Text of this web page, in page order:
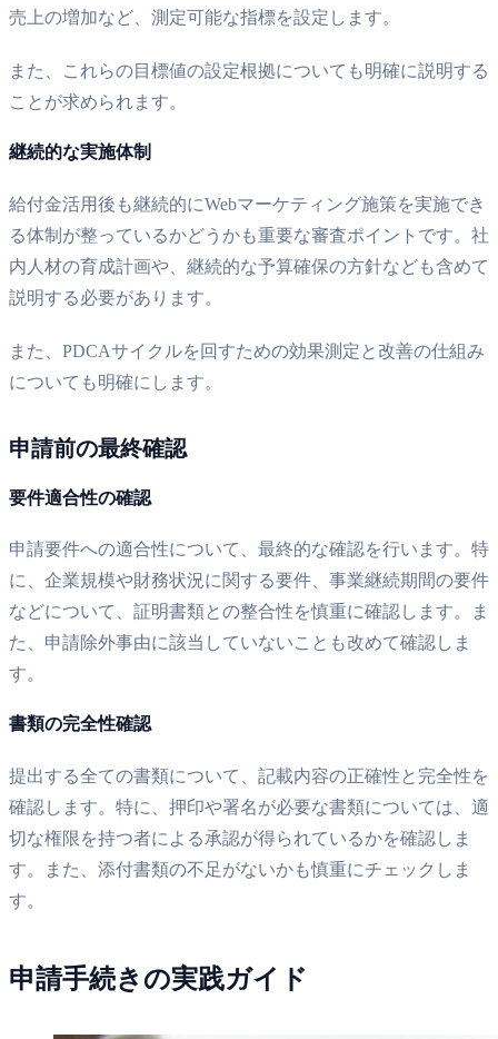
売上の増加など、測定可能な指標を設定します。
また、これらの目標値の設定根拠についても明確に説明する
ことが求められます。
継続的な実施体制
給付金活用後も継続的にWebマーケティング施策を実施でき
る体制が整っているかどうかも重要な審査ポイントです。社
内人材の育成計画や、継続的な予算確保の方針なども含めて
説明する必要があります。
また、PDCAサイクルを回すための効果測定と改善の仕組み
についても明確にします。
申請前の最終確認
要件適合性の確認
申請要件への適合性について、最終的な確認を行います。特
に、企業規模や財務状況に関する要件、事業継続期間の要件
などについて、証明書類との整合性を慎重に確認します。ま
た、申請除外事由に該当していないことも改めて確認しま
す。
書類の完全性確認
提出する全ての書類について、記載内容の正確性と完全性を
確認します。特に、押印や署名が必要な書類については、適
切な権限を持つ者による承認が得られているかを確認しま
す。また、添付書類の不足がないかも慎重にチェックしま
す。
申請手続きの実践ガイド